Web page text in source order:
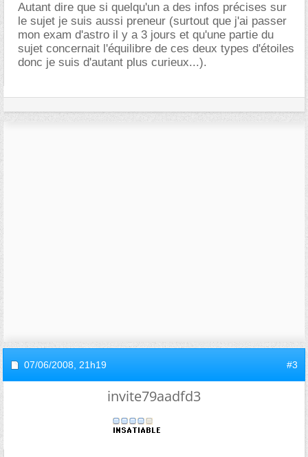
Autant dire que si quelqu'un a des infos précises sur
le sujet je suis aussi preneur (surtout que j'ai passer
mon exam d'astro il y a 3 jours et qu'une partie du
sujet concernait l'équilibre de ces deux types d'étoiles
donc je suis d'autant plus curieux...).
07/06/2008, 21h19 #3
invite79aadfd3